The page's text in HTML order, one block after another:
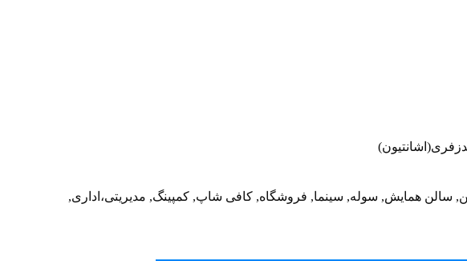
سالن, سالن همایش, سوله, سینما, فروشگاه, کافی شاپ, کمپینگ, مدیریتی،اداری,